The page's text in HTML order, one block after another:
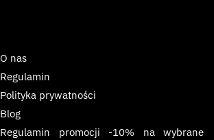
O nas
Regulamin
Polityka prywatności
Blog
Regulamin promocji -10% na wybrane